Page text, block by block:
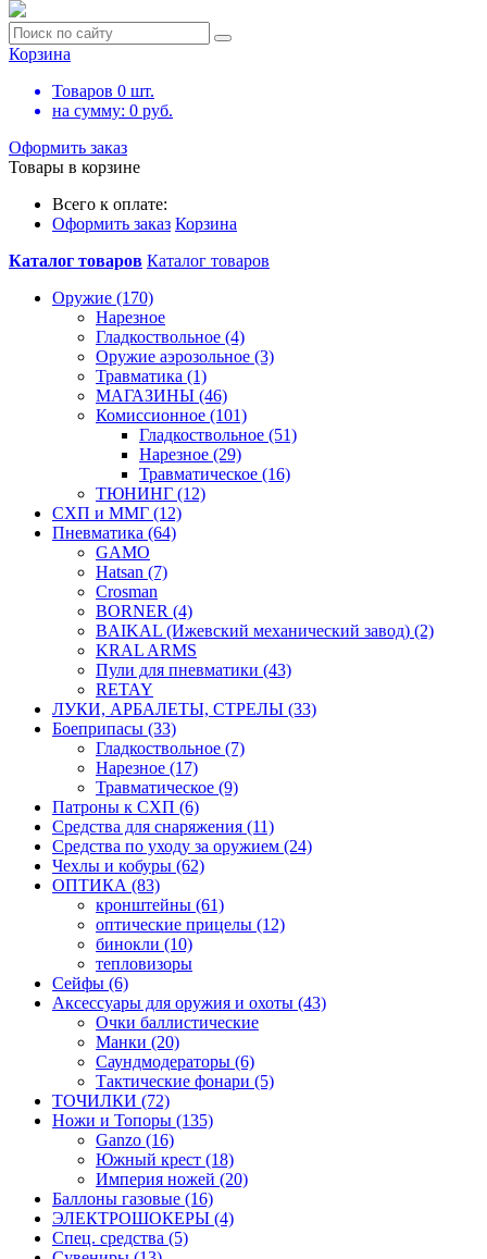
Корзина
Товаров 0 шт.
на сумму: 0 руб.
Оформить заказ
Товары в корзине
Всего к оплате:
Оформить заказ Корзина
Каталог товаров Каталог товаров
Оружие (170)
Нарезное
Гладкоствольное (4)
Оружие аэрозольное (3)
Травматика (1)
МАГАЗИНЫ (46)
Комиссионное (101)
Гладкоствольное (51)
Нарезное (29)
Травматическое (16)
ТЮНИНГ (12)
СХП и ММГ (12)
Пневматика (64)
GAMO
Hatsan (7)
Crosman
BORNER (4)
BAIKAL (Ижевский механический завод) (2)
KRAL ARMS
Пули для пневматики (43)
RETAY
ЛУКИ, АРБАЛЕТЫ, СТРЕЛЫ (33)
Боеприпасы (33)
Гладкоствольное (7)
Нарезное (17)
Травматическое (9)
Патроны к СХП (6)
Средства для снаряжения (11)
Средства по уходу за оружием (24)
Чехлы и кобуры (62)
ОПТИКА (83)
кронштейны (61)
оптические прицелы (12)
бинокли (10)
тепловизоры
Сейфы (6)
Аксессуары для оружия и охоты (43)
Очки баллистические
Манки (20)
Саундмодераторы (6)
Тактические фонари (5)
ТОЧИЛКИ (72)
Ножи и Топоры (135)
Ganzo (16)
Южный крест (18)
Империя ножей (20)
Баллоны газовые (16)
ЭЛЕКТРОШОКЕРЫ (4)
Спец. средства (5)